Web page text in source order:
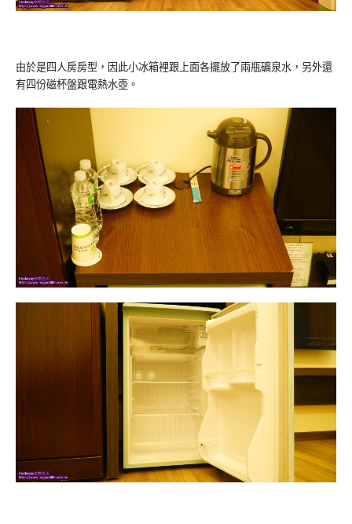
由於是四人房房型，因此小冰箱裡跟上面各擺放了兩瓶礦泉水，另外還
有四份磁杯盤跟電熱水壺。